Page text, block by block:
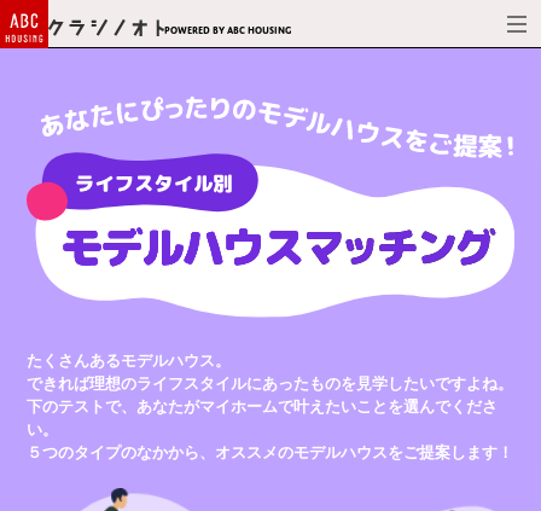
Powered by ABC HOUSING
たくさんあるモデルハウス。
できれば理想のライフスタイルにあったものを見学したいですよね。
下のテストで、あなたがマイホームで叶えたいことを選んでくださ
い。
５つのタイプのなかから、オススメのモデルハウスをご提案します！